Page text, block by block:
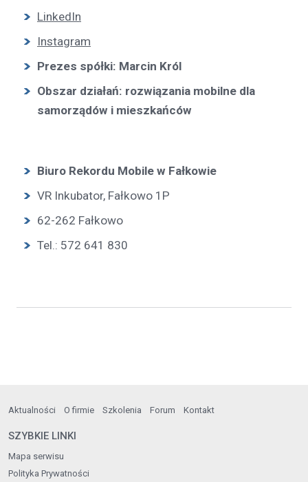
LinkedIn
Instagram
Prezes spółki: Marcin Król
Obszar działań: rozwiązania mobilne dla
samorządów i mieszkańców
Biuro Rekordu Mobile w Fałkowie
VR Inkubator, Fałkowo 1P
62-262 Fałkowo
Tel.: 572 641 830
Aktualności O firmie Szkolenia Forum Kontakt
SZYBKIE LINKI
Mapa serwisu
Polityka Prywatności